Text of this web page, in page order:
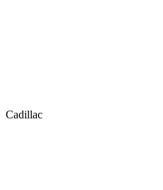
Cadillac